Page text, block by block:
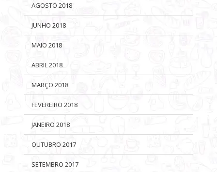
AGOSTO 2018
JUNHO 2018
MAIO 2018
ABRIL 2018
MARÇO 2018
FEVEREIRO 2018
JANEIRO 2018
OUTUBRO 2017
SETEMBRO 2017